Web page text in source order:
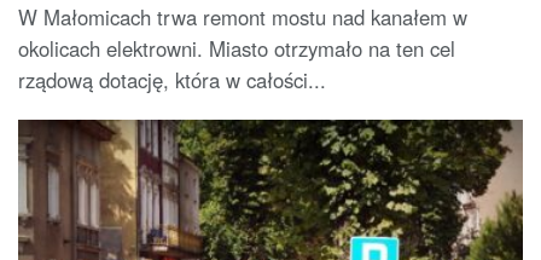
W Małomicach trwa remont mostu nad kanałem w
okolicach elektrowni. Miasto otrzymało na ten cel
rządową dotację, która w całości...